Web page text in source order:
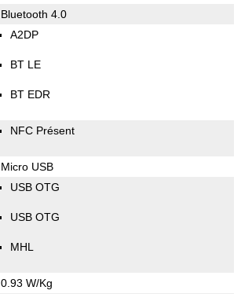
Bluetooth 4.0
A2DP
BT LE
BT EDR
NFC Présent
Micro USB
USB OTG
USB OTG
MHL
0.93 W/Kg